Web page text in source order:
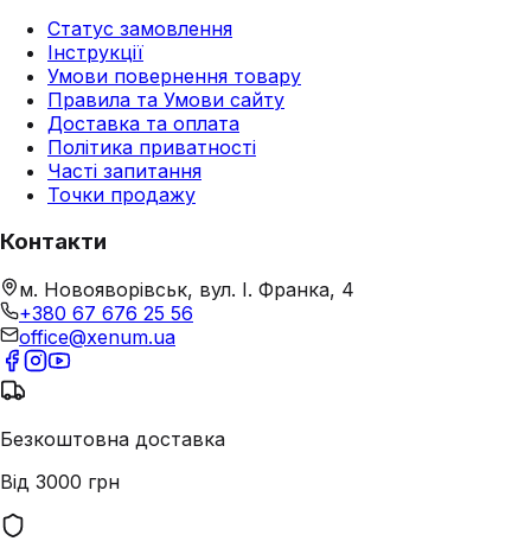
Статус замовлення
Інструкції
Умови повернення товару
Правила та Умови сайту
Доставка та оплата
Політика приватності
Часті запитання
Точки продажу
Контакти
м. Новояворівськ, вул. І. Франка, 4
+380 67 676 25 56
office@xenum.ua
Безкоштовна доставка
Від 3000 грн